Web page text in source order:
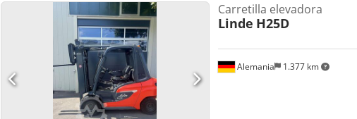
Alemania 1.377 km
Carretilla elevadora
Linde H25D